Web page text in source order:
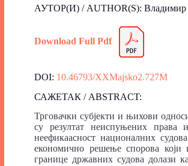
АУТОР(И) / AUTHOR(S): Владимир
Download Full Pdf
DOI: 10.46793/XXMajsko2.727M
САЖЕТАК / ABSTRACT:
Трговачки субјекти и њихови
су резултат неиспуњених права
неефикаасност националних
економично решење спорова који
границе државних судова долази